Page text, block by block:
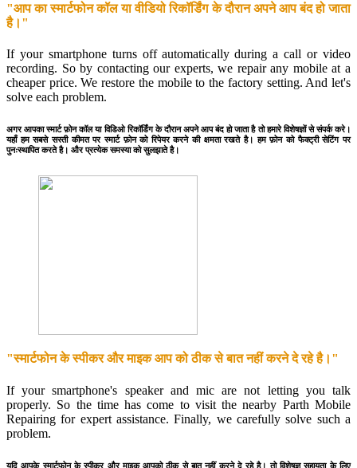
"आप का स्मार्टफोन कॉल या वीडियो रिकॉर्डिंग के दौरान अपने आप बंद हो जाता
है।"
If your smartphone turns off automatically during a call or video
recording. So by contacting our experts, we repair any mobile at a
cheaper price. We restore the mobile to the factory setting. And let's
solve each problem.
अगर आपका स्मार्ट फ़ोन कॉल या विडिओ रिकॉर्डिंग के दौरान अपने आप बंद हो जाता है तो हमारे विशेषज्ञों से संपर्क करे।
यहाँ हम सबसे सस्ती कीमत पर स्मार्ट फ़ोन को रिपेयर करने की क्षमता रखते है। हम फ़ोन को फैक्ट्री सेटिंग पर
पुनःस्थापित करते है। और प्रत्येक समस्या को सुलझाते है।
"स्मार्टफोन के स्पीकर और माइक आप को ठीक से बात नहीं करने दे रहे है।"
If your smartphone's speaker and mic are not letting you talk
properly. So the time has come to visit the nearby Parth Mobile
Repairing for expert assistance. Finally, we carefully solve such a
problem.
यदि आपके स्मार्टफोन के स्पीकर और माइक आपको ठीक से बात नहीं करने दे रहे है। तो विशेषज्ञ सहायता के लिए